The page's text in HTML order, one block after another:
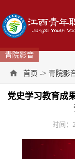
青院影音
首页 -> 青院影
党史学习教育成
时间：